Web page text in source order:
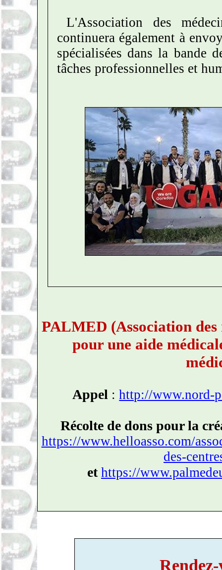
L'Association des
continuera également à
spécialisées dans la bande
tâches professionnelles et
PALMED (Association des
pour une aide
Appel :http://www.nord-
Récolte de dons pour la
https://www.helloasso.com/
des-
et https://